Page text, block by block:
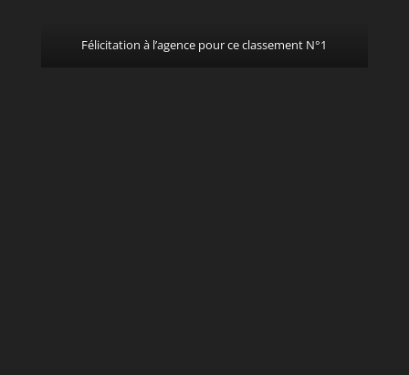
Félicitation à l’agence pour ce classement N°1